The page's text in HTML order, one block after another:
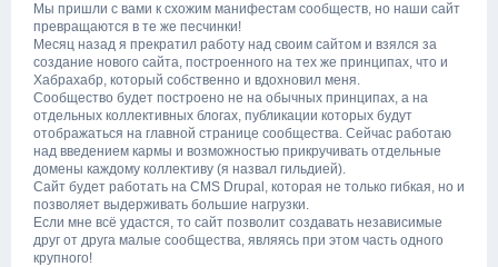
Мы пришли с вами к схожим манифестам сообществ, но наши сайт
превращаются в те же песчинки!
Месяц назад я прекратил работу над своим сайтом и взялся за
создание нового сайта, построенного на тех же принципах, что и
Хабрахабр, который собственно и вдохновил меня.
Сообщество будет построено не на обычных принципах, а на
отдельных коллективных блогах, публикации которых будут
отображаться на главной странице сообщества. Сейчас работаю
над введением кармы и возможностью прикручивать отдельные
домены каждому коллективу (я назвал гильдией).
Сайт будет работать на CMS Drupal, которая не только гибкая, но и
позволяет выдерживать большие нагрузки.
Если мне всё удастся, то сайт позволит создавать независимые
друг от друга малые сообщества, являясь при этом часть одного
крупного!